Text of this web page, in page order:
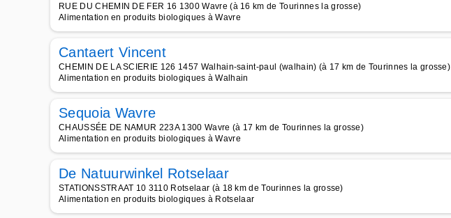
RUE DU CHEMIN DE FER 16 1300 Wavre (à 16 km de Tourinnes la grosse)
Alimentation en produits biologiques à Wavre
Cantaert Vincent
CHEMIN DE LA SCIERIE 126 1457 Walhain-saint-paul (walhain) (à 17 km de Tourinnes la grosse)
Alimentation en produits biologiques à Walhain
Sequoia Wavre
CHAUSSÉE DE NAMUR 223A 1300 Wavre (à 17 km de Tourinnes la grosse)
Alimentation en produits biologiques à Wavre
De Natuurwinkel Rotselaar
STATIONSSTRAAT 10 3110 Rotselaar (à 18 km de Tourinnes la grosse)
Alimentation en produits biologiques à Rotselaar